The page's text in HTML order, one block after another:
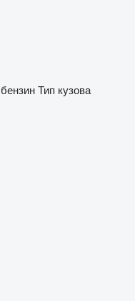
бензин Тип кузова